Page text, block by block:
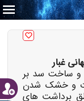
غبار
و ساخت سد بر
و خشک شدن
برداشت های